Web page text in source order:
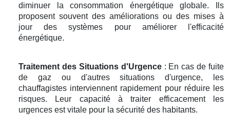
diminuer la consommation énergétique globale. Ils
proposent souvent des améliorations ou des mises à
jour des systèmes pour améliorer l'efficacité
énergétique.
Traitement des Situations d'Urgence: En cas de fuite
de gaz ou d'autres situations d'urgence, les
chauffagistes interviennent rapidement pour réduire les
risques. Leur capacité à traiter efficacement les
urgences est vitale pour la sécurité des habitants.